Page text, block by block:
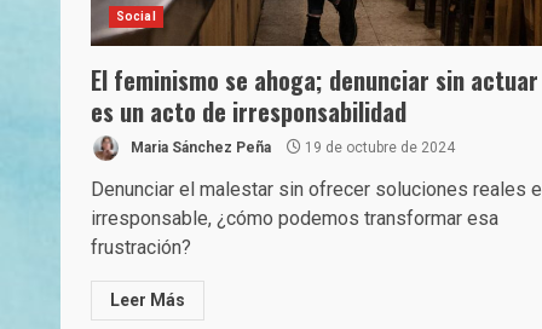
Social
El feminismo se ahoga; denunciar sin actuar
es un acto de irresponsabilidad
Maria Sánchez Peña 19 de octubre de 2024
Denunciar el malestar sin ofrecer soluciones reales
irresponsable, ¿cómo podemos transformar esa
frustración?
Leer Más